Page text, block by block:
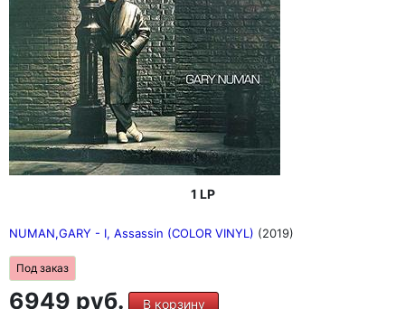
1 LP
NUMAN,GARY - I, Assassin (COLOR VINYL) (2019)
Под заказ
6949 руб. В корзину